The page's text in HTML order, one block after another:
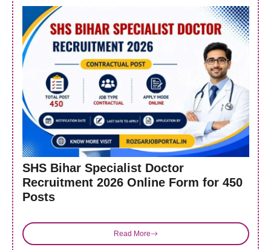
SHS Bihar Specialist Doctor
Recruitment 2026 Online Form for 450
Posts
Read More